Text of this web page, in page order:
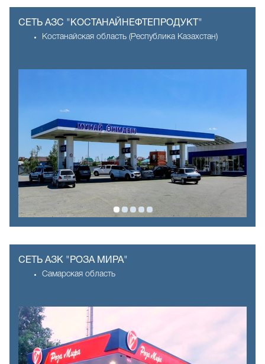
СЕТЬ АЗС "КОСТАНАЙНЕФТЕПРОДУКТ"
Костанайская область (Республика Казахстан)
СЕТЬ АЗК "РОЗА МИРА"
Самарская область